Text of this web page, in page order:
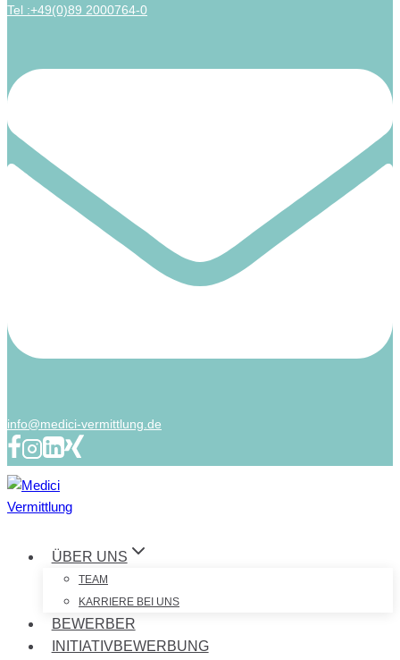
Tel :+49(0)89 2000764-0
info@medici-vermittlung.de
ÜBER UNS
TEAM
KARRIERE BEI UNS
BEWERBER
INITIATIVBEWERBUNG